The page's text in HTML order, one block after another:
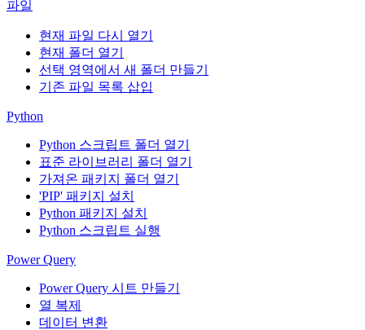
파일
현재 파일 다시 열기
현재 폴더 열기
선택 영역에서 새 폴더 만들기
기존 파일 목록 삽입
Python
Python 스크립트 폴더 열기
표준 라이브러리 폴더 열기
가져온 패키지 폴더 열기
'PIP' 패키지 설치
Python 패키지 설치
Python 스크립트 실행
Power Query
Power Query 시트 만들기
열 복제
데이터 변환